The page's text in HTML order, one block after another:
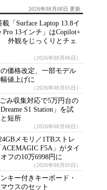
2026年08月08日 更新
載「Surface Laptop 13.8イ
Pro 13インチ」はCopilot+
外観をじっくりとチェ
（2026年08月06日）
価格改定、一部モデル
値上げに
（2026年08月05日）
み収集対応で5万円台の
S1 Station」を試
短所
（2026年08月06日）
メモリ／1TBストレ
ACEMAGIC F5A」がタイ
フの10万6998円に
（2026年08月05日）
キー付きキーボード・
ウスのセット